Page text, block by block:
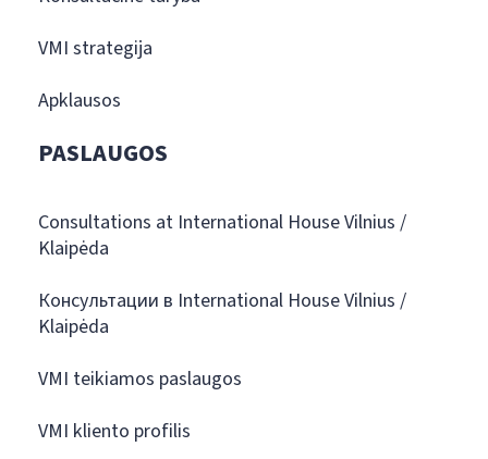
VMI strategija
Apklausos
PASLAUGOS
Consultations at International House Vilnius /
Klaipėda
Консультации в International House Vilnius /
Klaipėda
VMI teikiamos paslaugos
VMI kliento profilis